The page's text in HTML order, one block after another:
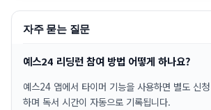
자주 묻는 질문
예스24 리딩런 참여 방법 어떻게 하나요?
예스24 앱에서 타이머 기능을 사용하면 별도 신
하며 독서 시간이 자동으로 기록됩니다.